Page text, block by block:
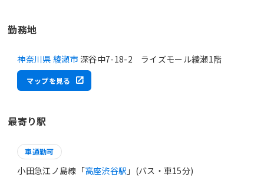
勤務地
神奈川県 綾瀬市 深谷中7-18-2 ライズモール綾瀬1階
マップを見る
最寄り駅
車通勤可
小田急江ノ島線「高座渋谷駅 」(バス・車15分)